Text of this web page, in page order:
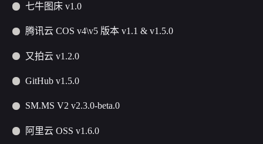
七牛图床 v1.0
腾讯云 COS v4\v5 版本 v1.1 & v1.5.0
又拍云 v1.2.0
GitHub v1.5.0
SM.MS V2 v2.3.0-beta.0
阿里云 OSS v1.6.0